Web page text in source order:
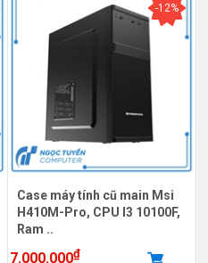
-12%
Case máy tính cũ main Msi
H410M-Pro, CPU I3 10100F,
Ram ..
7.000.000₫